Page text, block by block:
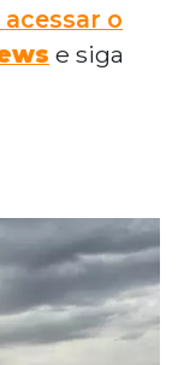
o
e siga